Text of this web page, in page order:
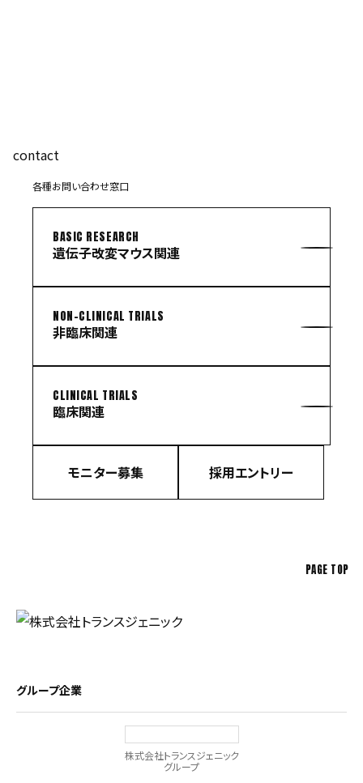
contact
各種お問い合わせ窓口
遺伝子改変マウス関連
BASIC RESEARCH
非臨床関連
NON-CLINICAL TRIALS
臨床関連
CLINICAL TRIALS
モニター募集 採用エントリー
PAGE TOP
グループ企業
株式会社トランスジェニック
グループ